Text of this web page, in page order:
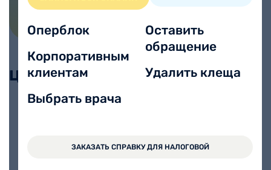
Оперблок
Корпоративным
клиентам
Выбрать врача
Оставить
обращение
Удалить клеща
ЗАКАЗАТЬ СПРАВКУ ДЛЯ НАЛОГОВОЙ
Цены